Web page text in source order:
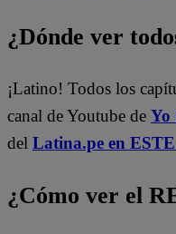
¿Dónde ver
¡Latino! Todos los
canal de Youtube de Yo
del Latina.pe en ESTE
¿Cómo ver el